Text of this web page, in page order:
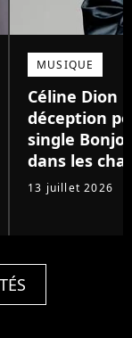
MUSIQUE
Céline Dion
déception
single
dans les
13 juillet 2026